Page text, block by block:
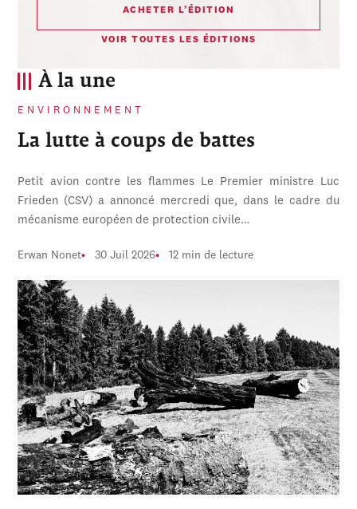
À la une
ENVIRONNEMENT
La lutte à coups de battes
Petit avion contre les flammes Le Premier ministre Luc
Frieden (CSV) a annoncé mercredi que, dans le cadre du
mécanisme européen de protection civile…
Erwan Nonet 30 Juil 2026 12 min de lecture
ACHETER L’ÉDITION
VOIR TOUTES LES ÉDITIONS